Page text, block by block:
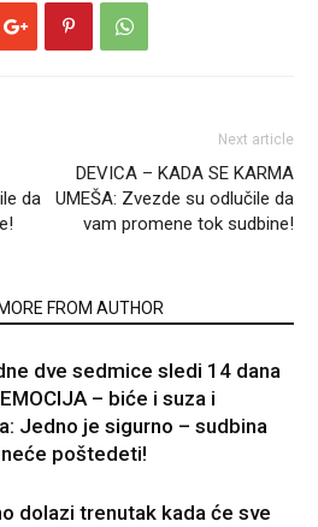
da
Next article
DEVICA – KADA SE KARMA
UMEŠA: Zvezde su odlučile da
vam promene tok sudbine!
MORE FROM AUTHOR
dve sedmice sledi 14 dana
– biće i suza i
Jedno je sigurno – sudbina
poštedeti!
dolazi trenutak kada će sve